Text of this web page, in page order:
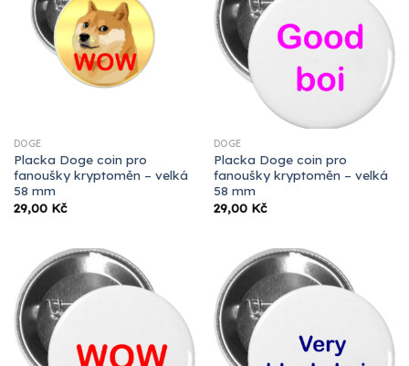
DOGE
Placka Doge coin pro
fanoušky kryptoměn – velká
58 mm
29,00 Kč
DOGE
Placka Doge coin pro
fanoušky kryptoměn – velká
58 mm
29,00 Kč